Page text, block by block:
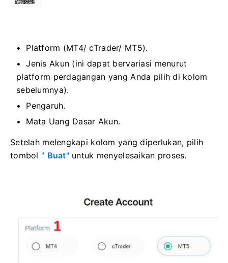
Platform (MT4/ cTrader/ MT5).
Jenis Akun (ini dapat bervariasi menurut
platform perdagangan yang Anda pilih di kolom
sebelumnya).
Pengaruh.
Mata Uang Dasar Akun.
Setelah melengkapi kolom yang diperlukan, pilih
tombol " Buat"untuk menyelesaikan proses.